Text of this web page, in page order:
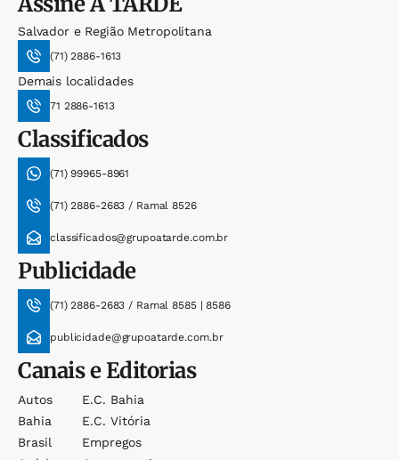
Salvador e Região Metropolitana
(71) 2886-1613
Demais localidades
71 2886-1613
Classificados
(71) 99965-8961
(71) 2886-2683 / Ramal 8526
classificados@grupoatarde.com.br
Publicidade
(71) 2886-2683 / Ramal 8585 | 8586
publicidade@grupoatarde.com.br
Canais e Editorias
Autos
Bahia
Brasil
E.c. Bahia
E.c. Vitória
Empregos